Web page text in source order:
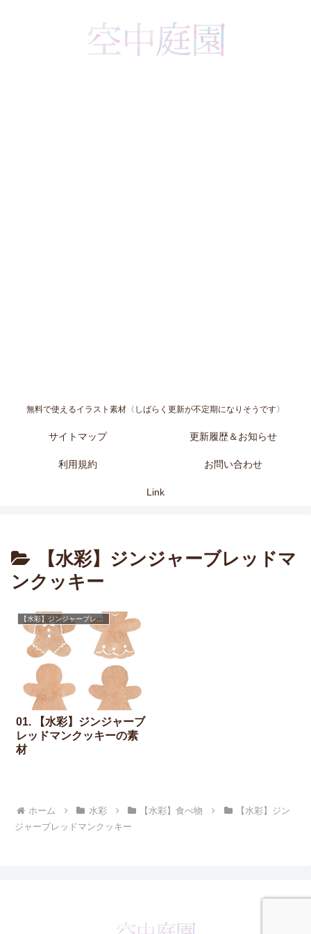
無料で使えるイラスト素材〈しばらく更新が不定期になりそうです〉
サイトマップ 更新履歴＆お知らせ
利用規約 お問い合わせ
Link
【水彩】ジンジャーブレッドマ
ンクッキー
【水彩】ジンジャーブレッドマンクッキー
01. 【水彩】ジンジャーブ
レッドマンクッキーの素
材
ホーム 水彩 【水彩】食べ物
【水彩】ジン
ジャーブレッドマンクッキー